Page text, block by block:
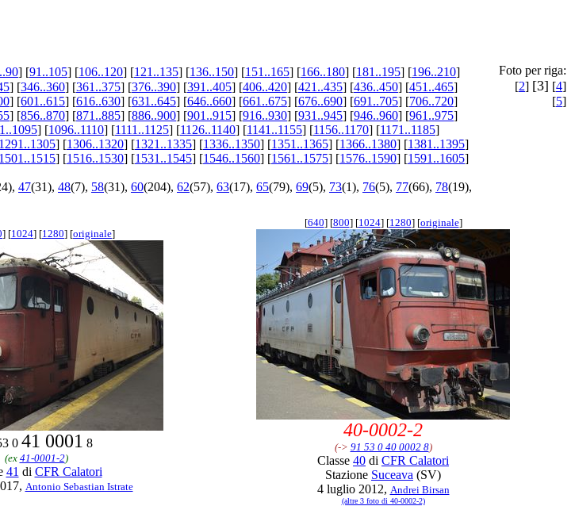
] [91..105] [106..120] [121..135] [136..150] [151..165] [166..180] [181..195] [196..210]
] [346..360] [361..375] [376..390] [391..405] [406..420] [421..435] [436..450] [451..465]
] [601..615] [616..630] [631..645] [646..660] [661..675] [676..690] [691..705] [706..720]
] [856..870] [871..885] [886..900] [901..915] [916..930] [931..945] [946..960] [961..975]
] [1096..1110] [1111..1125] [1126..1140] [1141..1155] [1156..1170] [1171..1185]
1291..1305] [1306..1320] [1321..1335] [1336..1350] [1351..1365] [1366..1380] [1381..1395]
1501..1515] [1516..1530] [1531..1545] [1546..1560] [1561..1575] [1576..1590] [1591..1605]
47(31), 48(7), 58(31), 60(204), 62(57), 63(17), 65(79), 69(5), 73(1), 76(5), 77(66), 78(19),
Foto per riga:
[2] [3] [4]
[5]
] [1024] [1280] [originale]
0 41 0001 8
(ex 41-0001-2)
41 di CFR Calatori
Antonio Sebastian Istrate
[640] [800] [1024] [1280] [originale]
40-0002-2
(-> 91 53 0 40 0002 8)
Classe 40 di CFR Calatori
Stazione Suceava (SV)
4 luglio 2012, Andrei Birsan
(altre 3 foto di 40-0002-2)